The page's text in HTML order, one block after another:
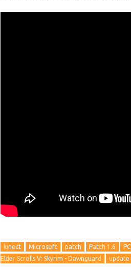
kinect Microsoft patch Patch 1.6 PC
Elder Scrolls V: Skyrim - Dawnguard
update